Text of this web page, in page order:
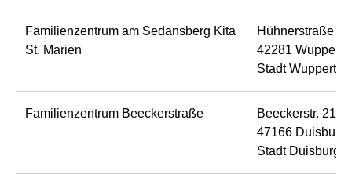
Familienzentrum am Sedansberg Kita
St. Marien
Hühnerstraße 11
42281 Wuppertal
Stadt Wuppertal
Familienzentrum Beeckerstraße
Beeckerstr. 216
47166 Duisburg
Stadt Duisburg